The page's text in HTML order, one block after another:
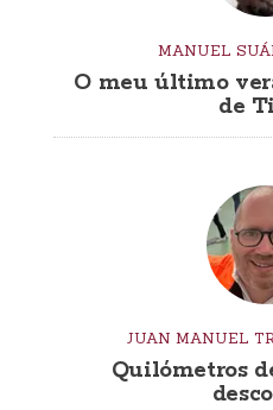
MANUEL
O meu último
de
JUAN MANUEL
Quilómetros